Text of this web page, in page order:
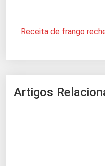
Receita de frango
Artigos